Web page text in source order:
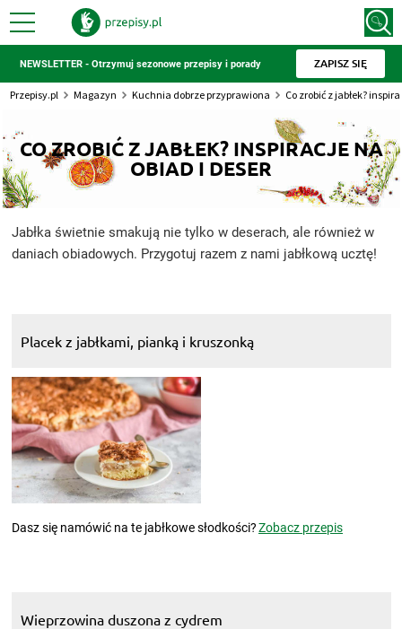
NEWSLETTER - Otrzymuj sezonowe przepisy i porady ZAPISZ SIĘ
Przepisy.pl Magazyn Kuchnia dobrze przyprawiona Co zrobić z jabłek?
CO ZROBIĆ Z JABŁEK? INSPIRACJE NA
OBIAD I DESER
Jabłka świetnie smakują nie tylko w deserach, ale również w
daniach obiadowych. Przygotuj razem z nami jabłkową ucztę!
Placek z jabłkami, pianką i kruszonką
Dasz się namówić na te jabłkowe słodkości?Zobacz przepis
Wieprzowina duszona z cydrem